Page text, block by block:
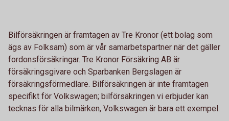
Bilförsäkringen är framtagen av Tre Kronor (ett bolag som
ägs av Folksam) som är vår samarbetspartner när det gäller
fordonsförsäkringar. Tre Kronor Försäkring AB är
försäkringsgivare och Sparbanken Bergslagen är
försäkringsförmedlare. Bilförsäkringen är inte framtagen
specifikt för Volkswagen; bilförsäkringen vi erbjuder kan
tecknas för alla bilmärken, Volkswagen är bara ett exempel.